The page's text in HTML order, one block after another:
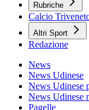
Rubriche
Calcio
Altri Sport
Redazione
News
News Udinese
News Udinese
News Udinese
Pagelle